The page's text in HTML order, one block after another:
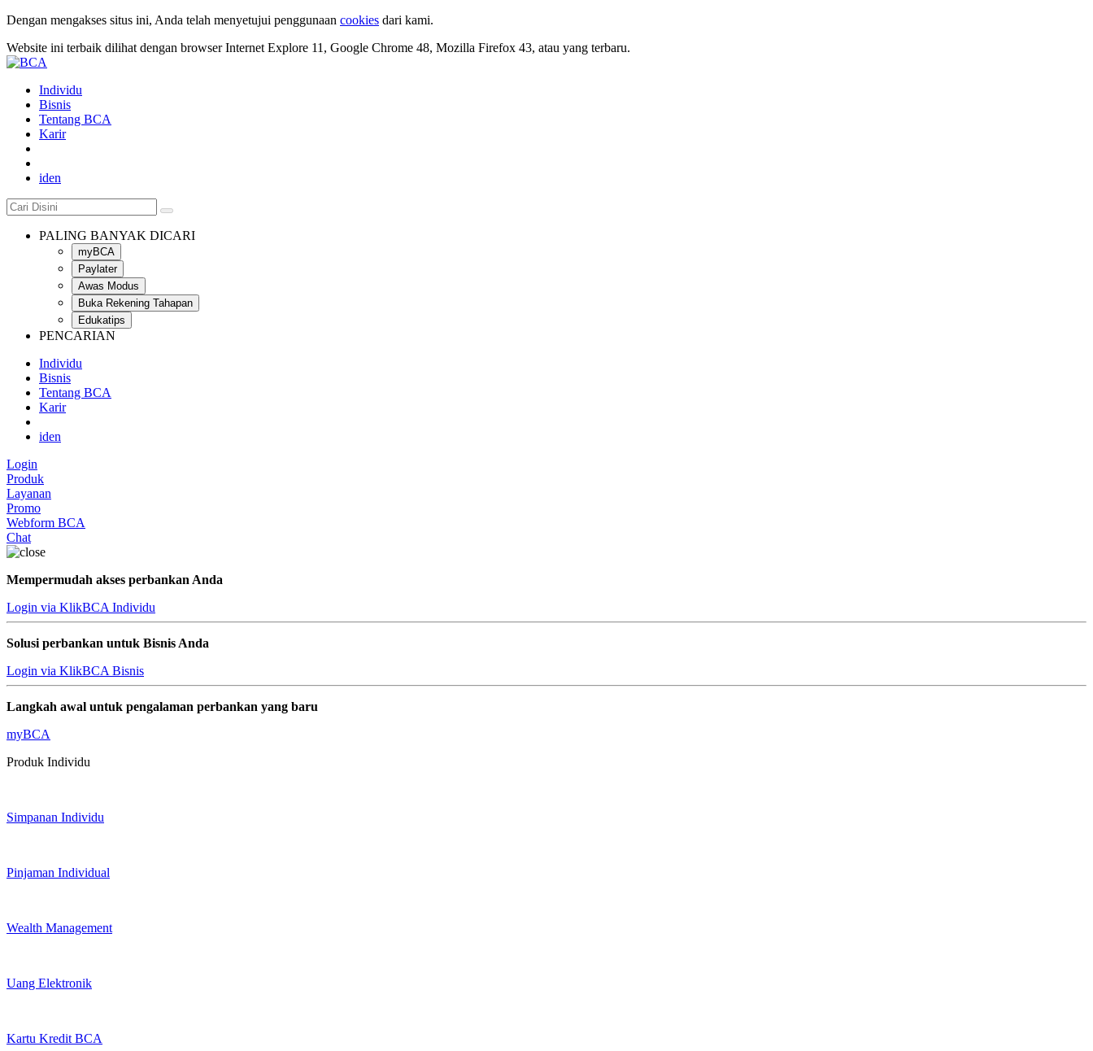
Dengan mengakses situs ini, Anda telah menyetujui penggunaan cookies dari kami.
Website ini terbaik dilihat dengan browser Internet Explore 11, Google Chrome 48, Mozilla Firefox 43, atau yang terbaru.
Individu
Bisnis
Tentang BCA
Karir
iden
PALING BANYAK DICARI
myBCA
Paylater
Awas Modus
Buka Rekening Tahapan
Edukatips
PENCARIAN
Individu
Bisnis
Tentang BCA
Karir
iden
Login
Produk
Layanan
Promo
Webform BCA
Chat
Mempermudah akses perbankan Anda
Login via KlikBCA Individu
Solusi perbankan untuk Bisnis Anda
Login via KlikBCA Bisnis
Langkah awal untuk pengalaman perbankan yang baru
myBCA
Produk Individu
Simpanan Individu
Pinjaman Individual
Wealth Management
Uang Elektronik
Kartu Kredit BCA